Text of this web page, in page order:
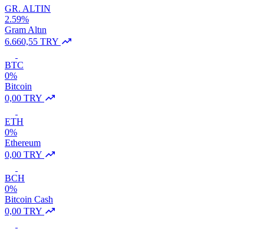
GR. ALTIN
2.59%
Gram Altın
6.660,55 TRY
BTC
0%
Bitcoin
0,00 TRY
ETH
0%
Ethereum
0,00 TRY
BCH
0%
Bitcoin Cash
0,00 TRY